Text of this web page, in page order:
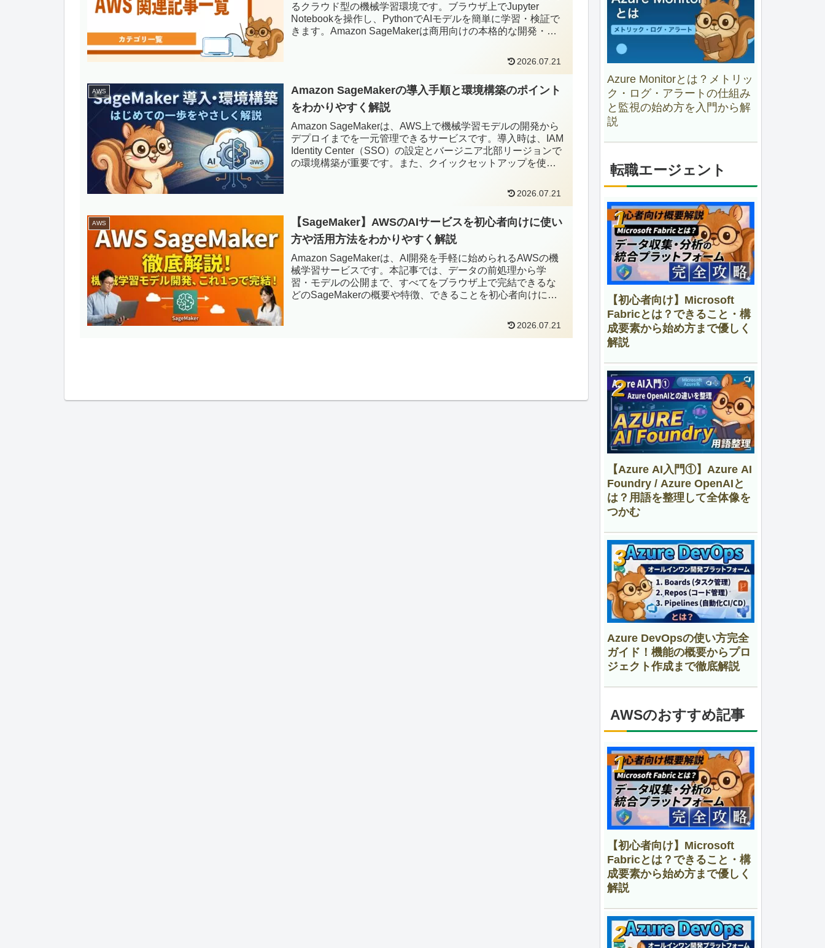
るクラウド型の機械学習環境です。ブラウザ上でJupyter
Notebookを操作し、PythonでAIモデルを簡単に学習・検証で
きます。Amazon SageMakerは商用向けの本格的な開発・運
2026.07.21
AWS
Amazon SageMakerの導入手順と環境構築のポイント
をわかりやすく解説
Amazon SageMakerは、AWS上で機械学習モデルの開発から
デプロイまでを一元管理できるサービスです。導入時は、IAM
Identity Center（SSO）の設定とバージニア北部リージョンで
の環境構築が重要です。また、クイックセットアップを使え
2026.07.21
AWS
【SageMaker】AWSのAIサービスを初心者向けに使い
方や活用方法をわかりやすく解説
Amazon SageMakerは、AI開発を手軽に始められるAWSの機
械学習サービスです。本記事では、データの前処理から学
習・モデルの公開まで、すべてをブラウザ上で完結できるな
どのSageMakerの概要や特徴、できることを初心者向けにわ
2026.07.21
Azure Monitorとは？メトリッ
ク・ログ・アラートの仕組み
と監視の始め方を入門から解
説
転職エージェント
【初心者向け】Microsoft
Fabricとは？できること・構
成要素から始め方まで優しく
解説
【Azure AI入門①】Azure AI
Foundry / Azure OpenAIと
は？用語を整理して全体像を
つかむ
Azure DevOpsの使い方完全
ガイド！機能の概要からプロ
ジェクト作成まで徹底解説
AWSのおすすめ記事
【初心者向け】Microsoft
Fabricとは？できること・構
成要素から始め方まで優しく
解説